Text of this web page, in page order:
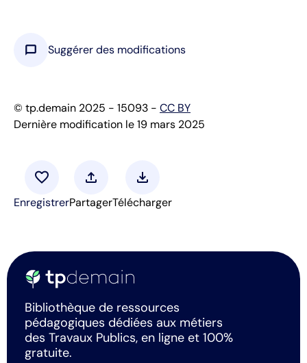
chat_bubble Suggérer des modifications
© tp.demain 2025 - 15093 - CC BY
Dernière modification le 19 mars 2025
favorite
Enregistrer
upload
Partager
download
Télécharger
Bibliothèque de ressources
pédagogiques dédiées aux métiers
des Travaux Publics, en ligne et 100%
gratuite.